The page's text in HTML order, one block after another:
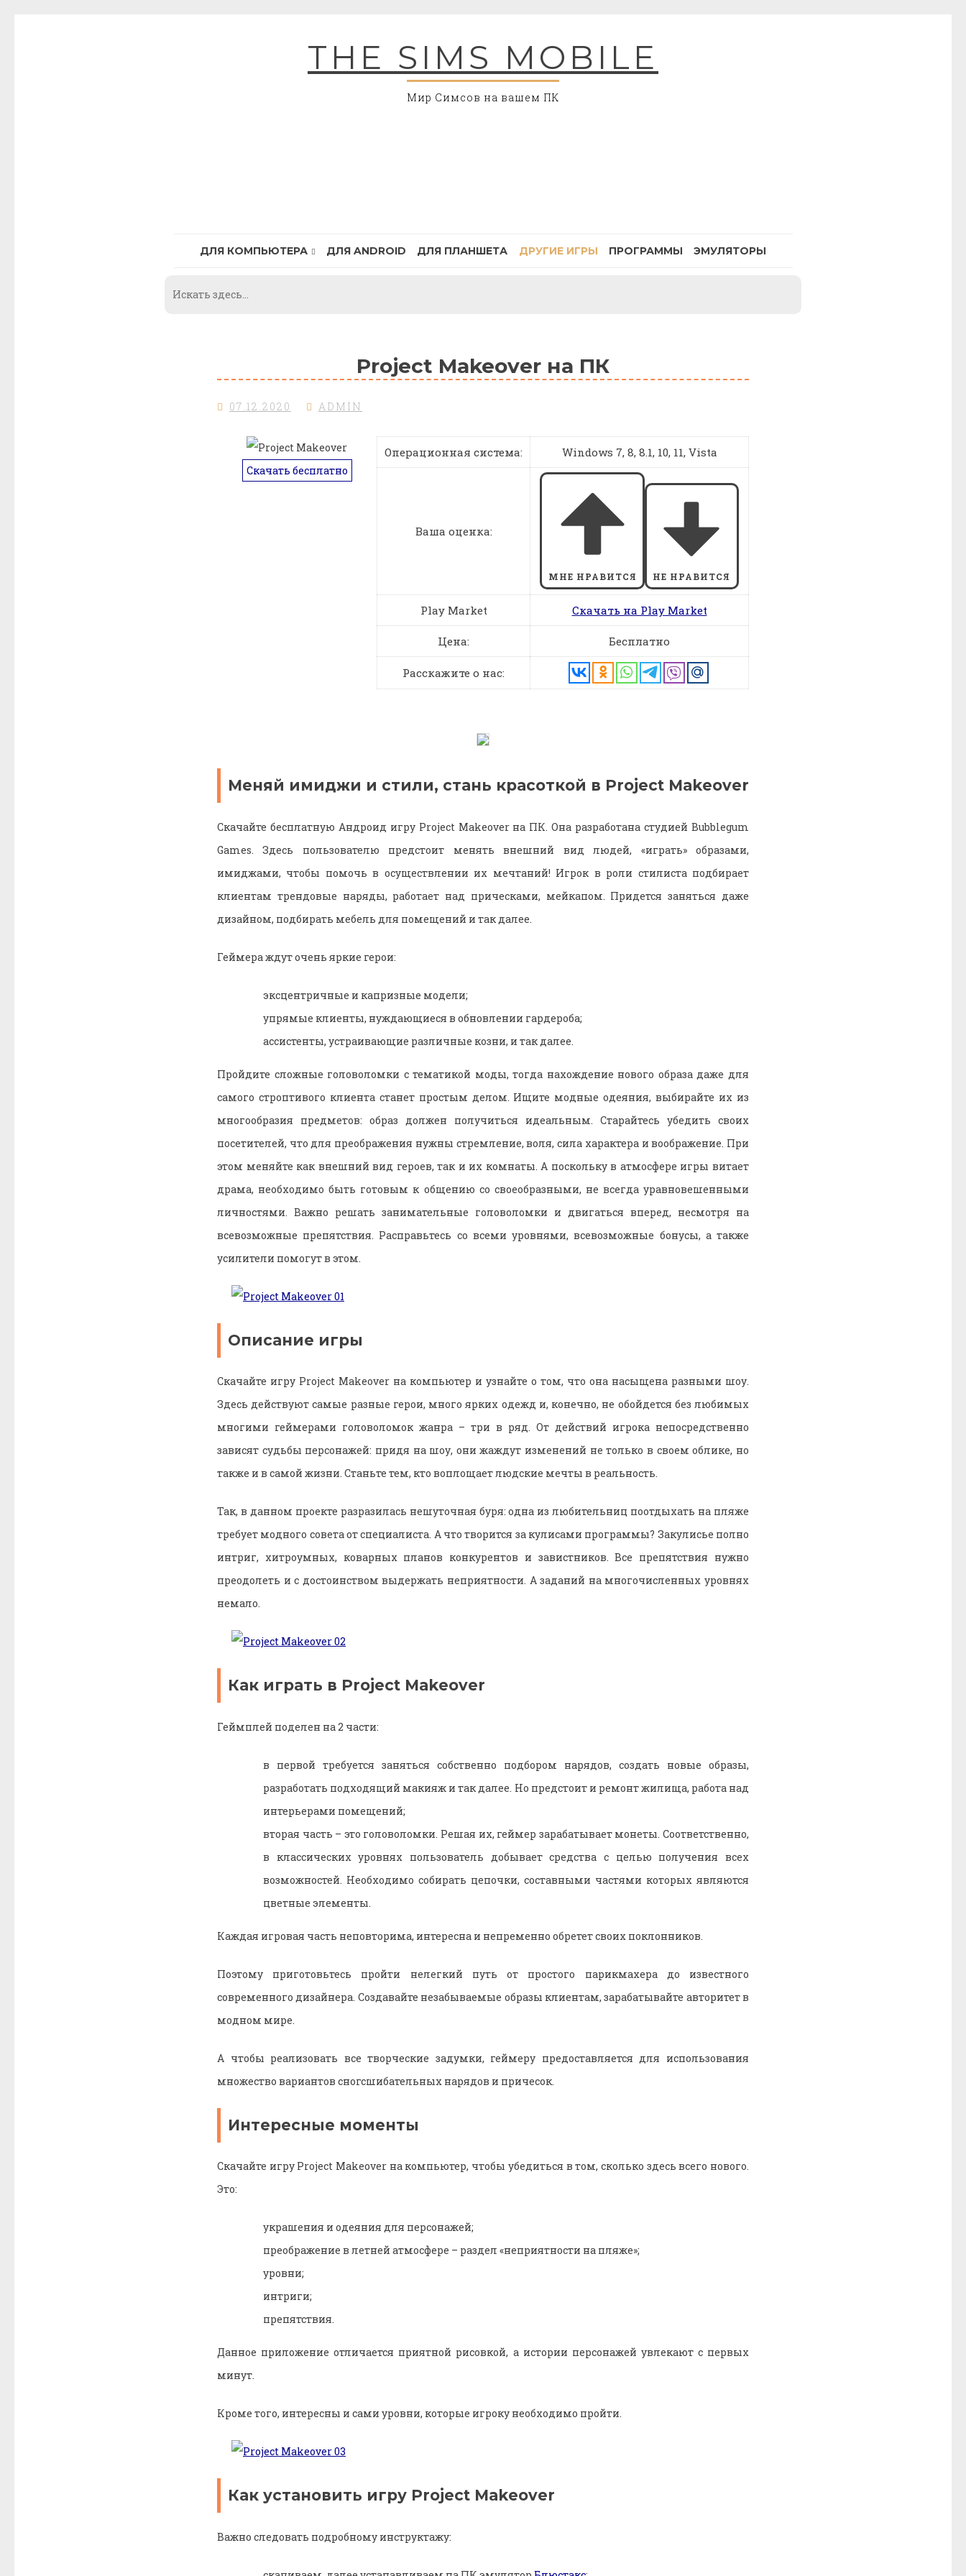
THE SIMS MOBILE
Мир Симсов на вашем ПК
ДЛЯ КОМПЬЮТЕРА ДЛЯ ANDROID ДЛЯ ПЛАНШЕТА ДРУГИЕ ИГРЫ ПРОГРАММЫ ЭМУЛЯТОРЫ
Project Makeover на ПК
07.12.2020 ADMIN
Скачать бесплатно
Операционная система: Windows 7, 8, 8.1, 10, 11, Vista
Ваша оценка:
МНЕ НРАВИТСЯ НЕ НРАВИТСЯ
Play Market Скачать на Play Market
Цена: Бесплатно
Расскажите о нас:
Меняй имиджи и стили, стань красоткой в Project Makeover
Скачайте бесплатную Андроид игру Project Makeover на ПК. Она разработана студией Bubblegum
Games. Здесь пользователю предстоит менять внешний вид людей, «играть» образами,
имиджами, чтобы помочь в осуществлении их мечтаний! Игрок в роли стилиста подбирает
клиентам трендовые наряды, работает над прическами, мейкапом. Придется заняться даже
дизайном, подбирать мебель для помещений и так далее.
Геймера ждут очень яркие герои:
эксцентричные и капризные модели;
упрямые клиенты, нуждающиеся в обновлении гардероба;
ассистенты, устраивающие различные козни, и так далее.
Пройдите сложные головоломки с тематикой моды, тогда нахождение нового образа даже для
самого строптивого клиента станет простым делом. Ищите модные одеяния, выбирайте их из
многообразия предметов: образ должен получиться идеальным. Старайтесь убедить своих
посетителей, что для преображения нужны стремление, воля, сила характера и воображение. При
этом меняйте как внешний вид героев, так и их комнаты. А поскольку в атмосфере игры витает
драма, необходимо быть готовым к общению со своеобразными, не всегда уравновешенными
личностями. Важно решать занимательные головоломки и двигаться вперед, несмотря на
всевозможные препятствия. Расправьтесь со всеми уровнями, всевозможные бонусы, а также
усилители помогут в этом.
Описание игры
Скачайте игру Project Makeover на компьютер и узнайте о том, что она насыщена разными шоу.
Здесь действуют самые разные герои, много ярких одежд и, конечно, не обойдется без любимых
многими геймерами головоломок жанра – три в ряд. От действий игрока непосредственно
зависят судьбы персонажей: придя на шоу, они жаждут изменений не только в своем облике, но
также и в самой жизни. Станьте тем, кто воплощает людские мечты в реальность.
Так, в данном проекте разразилась нешуточная буря: одна из любительниц поотдыхать на пляже
требует модного совета от специалиста. А что творится за кулисами программы? Закулисье полно
интриг, хитроумных, коварных планов конкурентов и завистников. Все препятствия нужно
преодолеть и с достоинством выдержать неприятности. А заданий на многочисленных уровнях
немало.
Как играть в Project Makeover
Геймплей поделен на 2 части:
в первой требуется заняться собственно подбором нарядов, создать новые образы,
разработать подходящий макияж и так далее. Но предстоит и ремонт жилища, работа над
интерьерами помещений;
вторая часть – это головоломки. Решая их, геймер зарабатывает монеты. Соответственно,
в классических уровнях пользователь добывает средства с целью получения всех
возможностей. Необходимо собирать цепочки, составными частями которых являются
цветные элементы.
Каждая игровая часть неповторима, интересна и непременно обретет своих поклонников.
Поэтому приготовьтесь пройти нелегкий путь от простого парикмахера до известного
современного дизайнера. Создавайте незабываемые образы клиентам, зарабатывайте авторитет в
модном мире.
А чтобы реализовать все творческие задумки, геймеру предоставляется для использования
множество вариантов сногсшибательных нарядов и причесок.
Интересные моменты
Скачайте игру Project Makeover на компьютер, чтобы убедиться в том, сколько здесь всего нового.
Это:
украшения и одеяния для персонажей;
преображение в летней атмосфере – раздел «неприятности на пляже»;
уровни;
интриги;
препятствия.
Данное приложение отличается приятной рисовкой, а истории персонажей увлекают с первых
минут.
Кроме того, интересны и сами уровни, которые игроку необходимо пройти.
Как установить игру Project Makeover
Важно следовать подробному инструктажу: